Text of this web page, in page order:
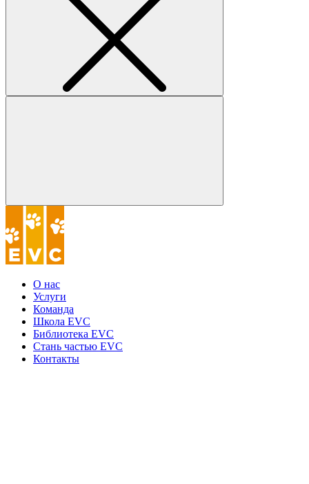
О нас
Услуги
Команда
Школа EVC
Библиотека EVC
Стань частью EVC
Контакты